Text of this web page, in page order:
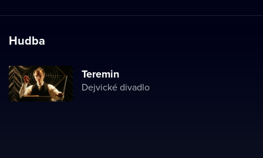
Hudba
Teremin
Dejvické divadlo